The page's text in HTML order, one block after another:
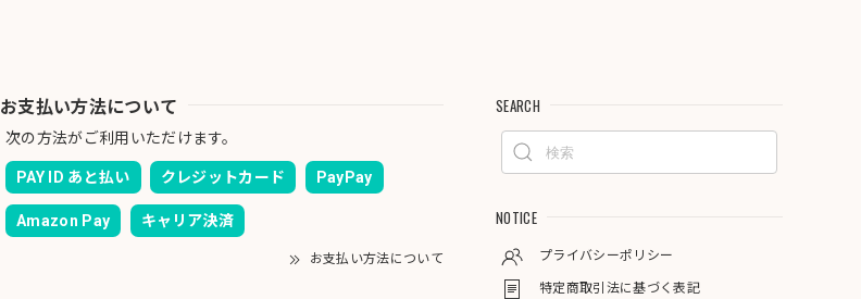
お支払い方法について
次の方法がご利用いただけます。
PAY ID あと払い クレジットカード PayPay
Amazon Pay キャリア決済
お支払い方法について
SEARCH
NOTICE
プライバシーポリシー
特定商取引法に基づく表記